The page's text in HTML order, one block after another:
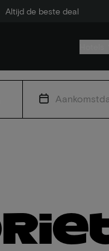
Altijd de beste deal